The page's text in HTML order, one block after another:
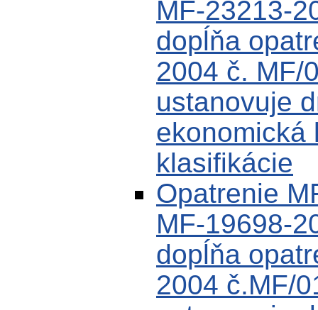
MF-23213-
dopĺňa
2004 č. MF/
ustanovuje
ekonomická
klasifikácie
Opatrenie
MF-19698-
dopĺňa
2004 č.MF/